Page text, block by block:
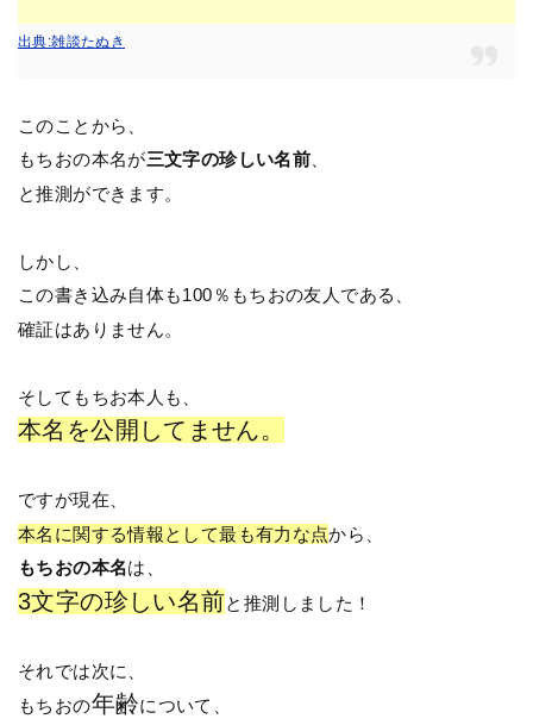
出典:雑談たぬき
このことから、
もちおの本名が三文字の珍しい名前
と推測ができます。
しかし、
この書き込み自体も100％もちおの友人である、
確証はありません。
そしてもちお本人も、
本名を公開してません。
ですが現在、
本名に関する情報として最も有力な点から、
もちおの本名は、
3文字の珍しい名前と推測しました！
それでは次に、
もちおの年齢について、